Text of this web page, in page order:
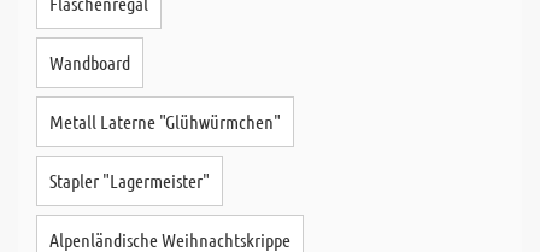
Wandboard
Metall Laterne "Glühwürmchen"
Stapler "Lagermeister"
Alpenländische Weihnachtskrippe